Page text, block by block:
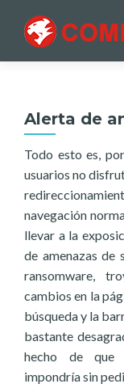
Alerta de
Todo esto es,
usuarios no
navegación
llevar a la
de amenazas
ransomware,
cambios en la
búsqueda y la
bastante
hecho de que
impondría sin